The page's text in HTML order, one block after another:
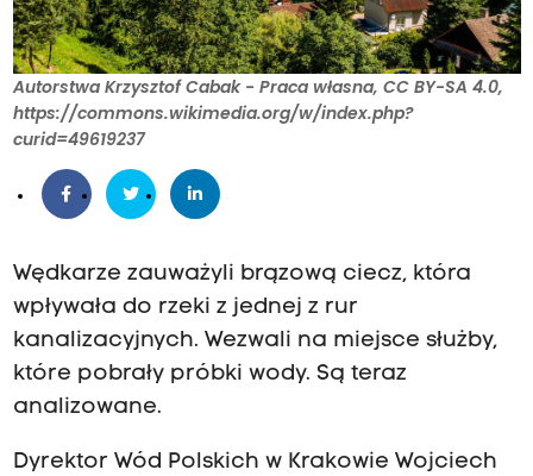
Autorstwa Krzysztof Cabak - Praca własna, CC BY-SA 4.0,
https://commons.wikimedia.org/w/index.php?
curid=49619237
Wędkarze zauważyli brązową ciecz, która
wpływała do rzeki z jednej z rur
kanalizacyjnych. Wezwali na miejsce służby,
które pobrały próbki wody. Są teraz
analizowane.
Dyrektor Wód Polskich w Krakowie Wojciech